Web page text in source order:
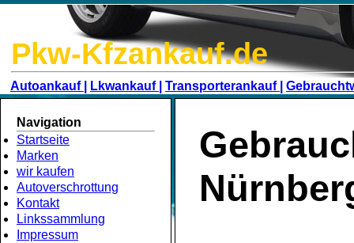
Pkw-Kfzankauf.de
Autoankauf | Lkwankauf | Transporterankauf |
Navigation
Startseite
Marken
wir kaufen
Autoverschrottung
Kontakt
Linkssammlung
Impressum